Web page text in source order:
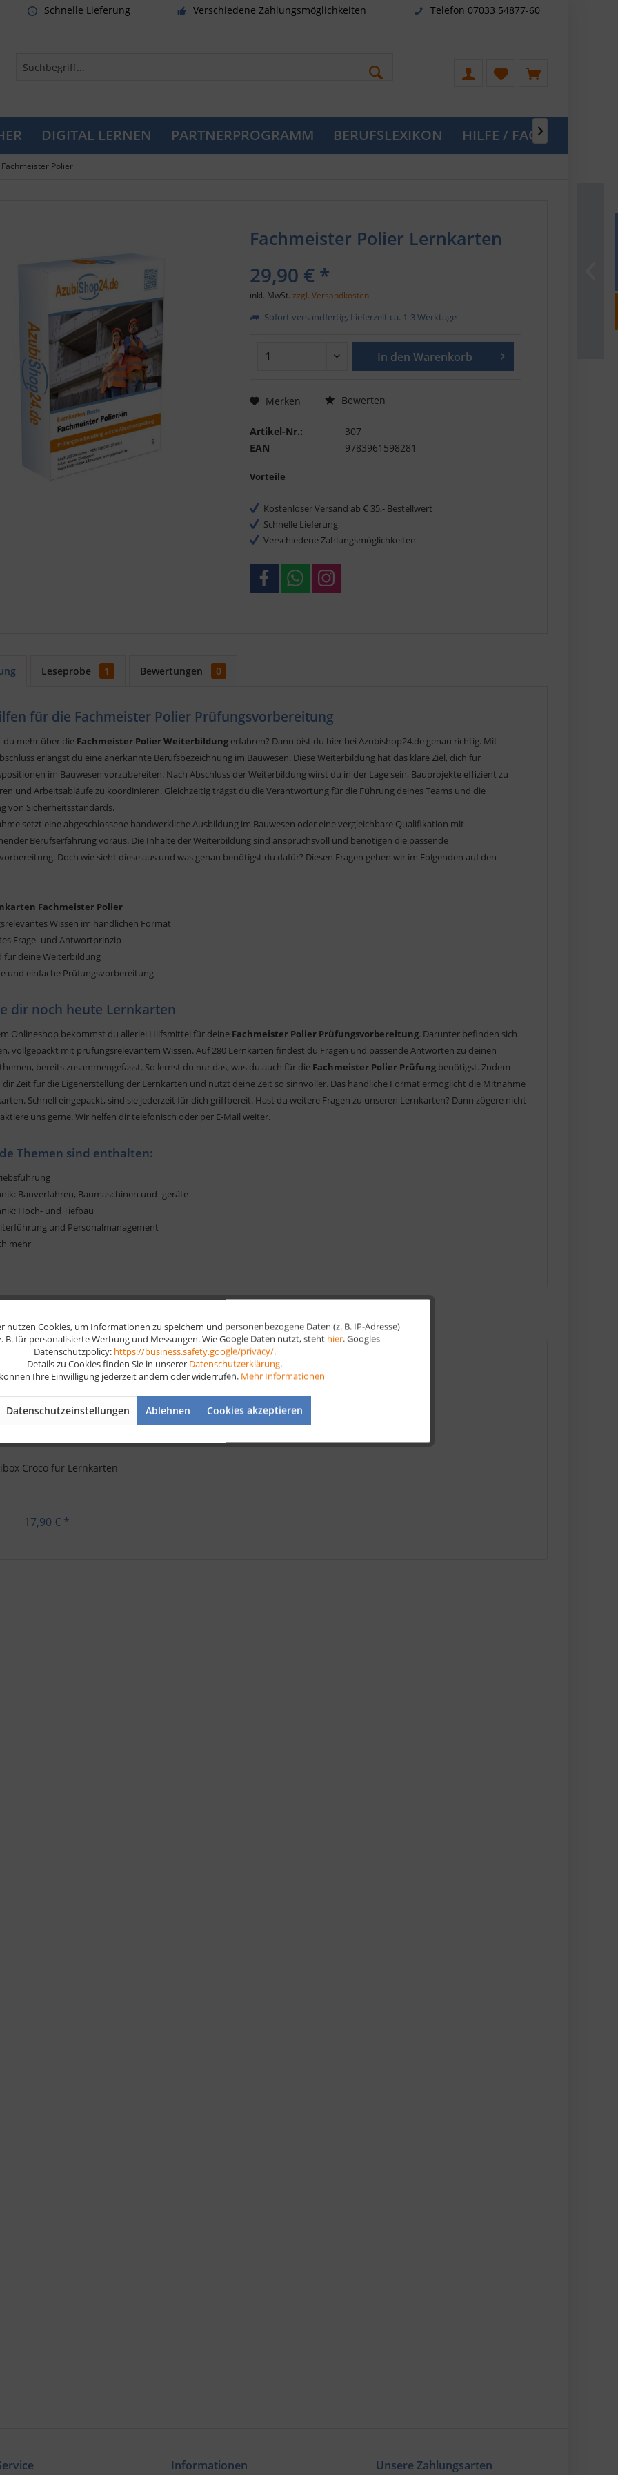
Schnelle Lieferung Verschiedene Zahlungsmöglichkeiten Telefon 07033 54877-60
DIGITAL LERNEN PARTNERPROGRAMM BERUFSLEXIKON HILFE / FAQ
Fachmeister Polier
Fachmeister Polier Lernkarten
29,90 € *
inkl. MwSt.zzgl. Versandkosten
Sofort versandfertig, Lieferzeit ca. 1-3 Werktage
In den Warenkorb
Merken Bewerten
Artikel-Nr.:
307
EAN
9783961598281
Vorteile
Kostenloser Versand ab € 35,- Bestellwert
Schnelle Lieferung
Verschiedene Zahlungsmöglichkeiten
Leseprobe 1 Bewertungen 0
für die Fachmeister Polier Prüfungsvorbereitung
du mehr über die Fachmeister Polier Weiterbildung erfahren? Dann bist du hier bei Azubishop24.de genau richtig. Mit
erlangst du eine anerkannte Berufsbezeichnung im Bauwesen. Diese Weiterbildung hat das klare Ziel, dich für
im Bauwesen vorzubereiten. Nach Abschluss der Weiterbildung wirst du in der Lage sein, Bauprojekte effizient zu
und Arbeitsabläufe zu koordinieren. Gleichzeitig trägst du die Verantwortung für die Führung deines Teams und die
von Sicherheitsstandards.
setzt eine abgeschlossene handwerkliche Ausbildung im Bauwesen oder eine vergleichbare Qualifikation mit
Berufserfahrung voraus. Die Inhalte der Weiterbildung sind anspruchsvoll und benötigen die passende
Doch wie sieht diese aus und was genau benötigst du dafür? Diesen Fragen gehen wir im Folgenden auf den
Fachmeister Polier
Wissen im handlichen Format
Frage- und Antwortprinzip
für deine Weiterbildung
und einfache Prüfungsvorbereitung
dir noch heute Lernkarten
Onlineshop bekommst du allerlei Hilfsmittel für deine Fachmeister Polier Prüfungsvorbereitung. Darunter befinden sich
vollgepackt mit prüfungsrelevantem Wissen. Auf 280 Lernkarten findest du Fragen und passende Antworten zu deinen
bereits zusammengefasst. So lernst du nur das, was du auch für die Fachmeister Polier Prüfung benötigst. Zudem
dir Zeit für die Eigenerstellung der Lernkarten und nutzt deine Zeit so sinnvoller. Das handliche Format ermöglicht die Mitnahme
Schnell eingepackt, sind sie jederzeit für dich griffbereit. Hast du weitere Fragen zu unseren Lernkarten? Dann zögere nicht
uns gerne. Wir helfen dir telefonisch oder per E-Mail weiter.
Themen sind enthalten:
Bauverfahren, Baumaschinen und -geräte
Hoch- und Tiefbau
und Personalmanagement
mehr
1 Ähnliche Artikel
Croco für Lernkarten
17,90 € *
Informationen Unsere Zahlungsarten
Aktiv
nutzen Cookies, um Informationen zu speichern und personenbezogene Daten (z. B. IP-Adresse)
B. für personalisierte Werbung und Messungen. Wie Google Daten nutzt, steht hier. Googles
Datenschutzpolicy: https://business.safety.google/privacy/.
Details zu Cookies finden Sie in unserer Datenschutzerklärung.
Ihre Einwilligung jederzeit ändern oder widerrufen. Mehr Informationen
Datenschutzeinstellungen Ablehnen Cookies akzeptieren